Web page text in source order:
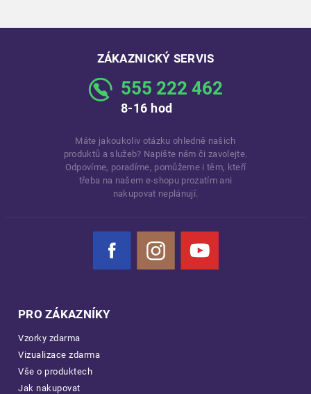
ZÁKAZNICKÝ SERVIS
555 222 462
8-16 hod
Máte jakoukoliv otázku ohledně našich
produktů a služeb? Napište nám či zavolejte.
Odpovíme, poradíme, pomůžeme i těm, kteří
třeba na našem e-shopu prozatím ani
nakupovat neplánují.
Facebook Instagram YouTube
PRO ZÁKAZNÍKY
Vzorky zdarma
Vizualizace zdarma
Vše o produktech
Jak nakupovat